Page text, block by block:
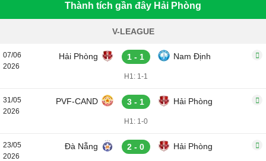
Thành tích gần đây Hải Phòng
V-LEAGUE
07/06
2026
Hải Phòng 1 - 1 Nam Định
H1: 1-1
31/05
2026
PVF-CAND 3 - 1 Hải Phòng
H1: 1-0
23/05
2026
Đà Nẵng 2 - 0 Hải Phòng